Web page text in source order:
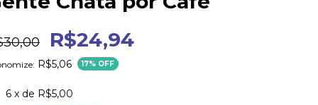
R$24,94
R$5,06 17% OFF
6 x de R$5,00